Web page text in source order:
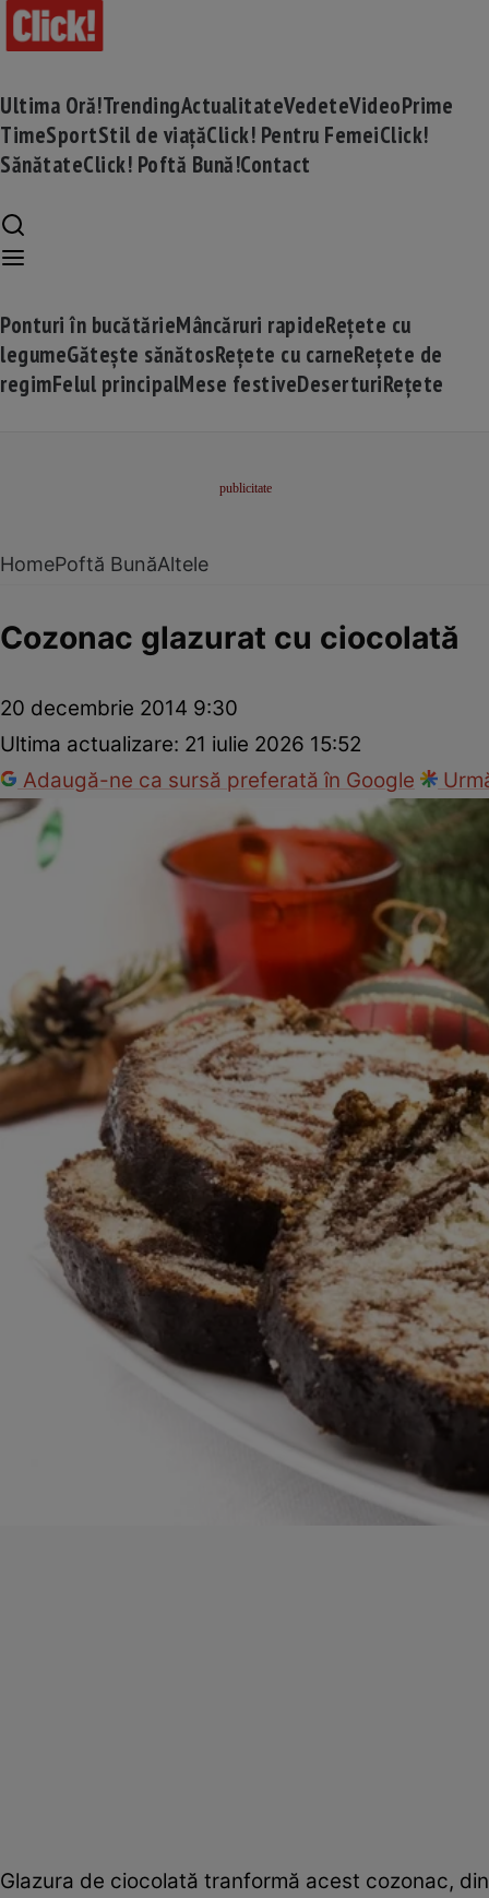
Ultima Oră!TrendingActualitateVedeteVideoPrime
TimeSportStil de viațăClick! Pentru FemeiClick!
SănătateClick! Poftă Bună!Contact
Ponturi în bucătărieMâncăruri rapideRețete cu
legumeGătește sănătosRețete cu carneRețete de
regimFelul principalMese festiveDeserturiRețete
HomePoftă BunăAltele
Cozonac glazurat cu ciocolată
20 decembrie 2014 9:30
Ultima actualizare: 21 iulie 2026 15:52
Adaugă-ne ca sursă preferată în Google
Glazura de ciocolată tranformă acest cozonac,